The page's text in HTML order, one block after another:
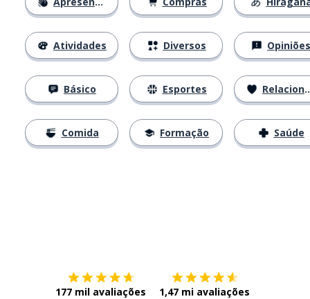
Atividades
Básico
Comida
Diversos
Esportes
Formação
Opiniões
Relacionamentos
Saúde
177 mil avaliações 1,47 mi avaliações